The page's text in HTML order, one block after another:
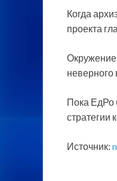
Когда
проекта
неверного
Пока ЕдРо
Источник: